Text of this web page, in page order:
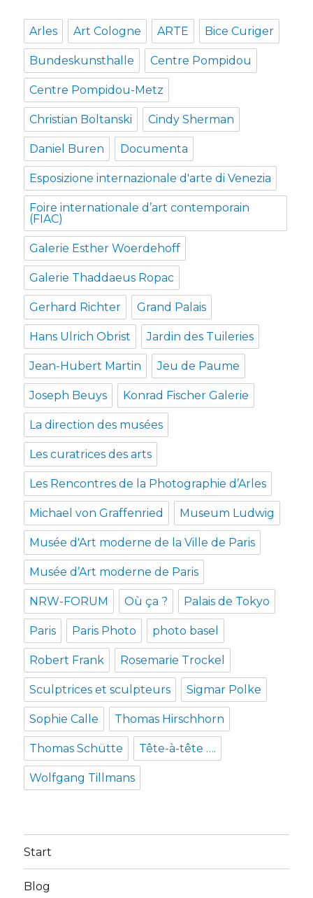
Arles Art Cologne ARTE Bice Curiger
Bundeskunsthalle Centre Pompidou
Centre Pompidou-Metz
Christian Boltanski Cindy Sherman
Daniel Buren Documenta
Esposizione internazionale d'arte di Venezia
Foire internationale d’art contemporain
(FIAC)
Galerie Esther Woerdehoff
Galerie Thaddaeus Ropac
Gerhard Richter Grand Palais
Hans Ulrich Obrist Jardin des Tuileries
Jean-Hubert Martin Jeu de Paume
Joseph Beuys Konrad Fischer Galerie
La direction des musées
Les curatrices des arts
Les Rencontres de la Photographie d’Arles
Michael von Graffenried Museum Ludwig
Musée d'Art moderne de la Ville de Paris
Musée d’Art moderne de Paris
NRW-FORUM Où ça ? Palais de Tokyo
Paris Paris Photo photo basel
Robert Frank Rosemarie Trockel
Sculptrices et sculpteurs Sigmar Polke
Sophie Calle Thomas Hirschhorn
Thomas Schütte Tête-à-tête ….
Wolfgang Tillmans
Start
Blog